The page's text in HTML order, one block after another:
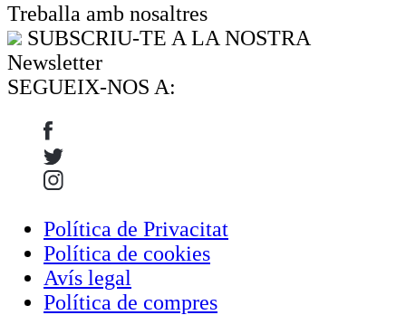
Treballa amb nosaltres
SUBSCRIU-TE A LA NOSTRA
Newsletter
SEGUEIX-NOS A:
Política de Privacitat
Política de cookies
Avís legal
Política de compres